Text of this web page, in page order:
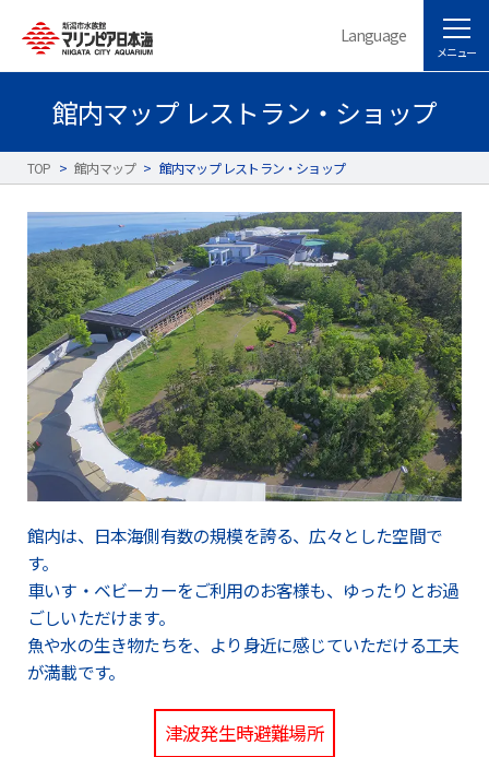
Language
メニュー
館内マップ レストラン・ショップ
TOP > 館内マップ > 館内マップ レストラン・ショップ
館内は、日本海側有数の規模を誇る、広々とした空間で
す。
車いす・ベビーカーをご利用のお客様も、ゆったりとお過
ごしいただけます。
魚や水の生き物たちを、より身近に感じていただける工夫
が満載です。
津波発生時避難場所